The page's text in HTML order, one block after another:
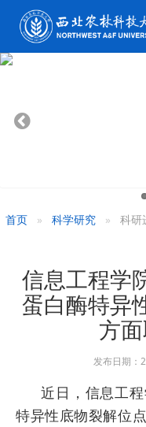
首页 科学研究 科研
信息工程学
蛋白酶特异
方
发布日期
近日，信息工
特异性底物裂解位